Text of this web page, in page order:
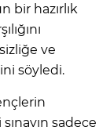
bir hazırlık
ve
söyledi.
sadece